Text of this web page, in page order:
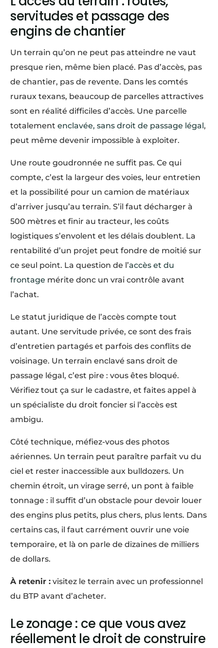
servitudes et passage des
engins de chantier
Un terrain qu’on ne peut pas atteindre ne vaut
presque rien, même bien placé. Pas d’accès, pas
de chantier, pas de revente. Dans les comtés
ruraux texans, beaucoup de parcelles attractives
sont en réalité difficiles d’accès. Une parcelle
totalementenclavée, sans droit de passage légal,
peut même devenir impossible à exploiter.
Une route goudronnée ne suffit pas. Ce qui
compte, c’est la largeur des voies, leur entretien
et la possibilité pour un camion de matériaux
d’arriver jusqu’au terrain. S’il faut décharger à
500 mètres et finir au tracteur, les coûts
logistiques s’envolent et les délais doublent. La
rentabilité d’un projet peut fondre de moitié sur
ce seul point. La question de l’accès et du
frontage mérite donc un vrai contrôle avant
l’achat.
Le statut juridique de l’accès compte tout
autant. Une servitude privée, ce sont des frais
d’entretien partagés et parfois des conflits de
voisinage. Un terrain enclavé sans droit de
passage légal, c’est pire : vous êtes bloqué.
Vérifiez tout ça sur le cadastre, et faites appel à
un spécialiste du droit foncier si l’accès est
ambigu.
Côté technique, méfiez-vous des photos
aériennes. Un terrain peut paraître parfait vu du
ciel et rester inaccessible aux bulldozers. Un
chemin étroit, un virage serré, un pont à faible
tonnage : il suffit d’un obstacle pour devoir louer
des engins plus petits, plus chers, plus lents. Dans
certains cas, il faut carrément ouvrir une voie
temporaire, et là on parle de dizaines de milliers
de dollars.
À retenir : visitez le terrain avec un professionnel
du BTP avant d’acheter.
Le zonage : ce que vous avez
réellement le droit de construire